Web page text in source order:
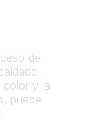
de
color y la
puede